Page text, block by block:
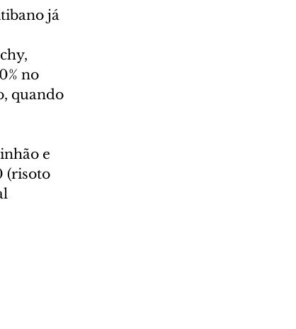
já
no
quando
e
(risoto